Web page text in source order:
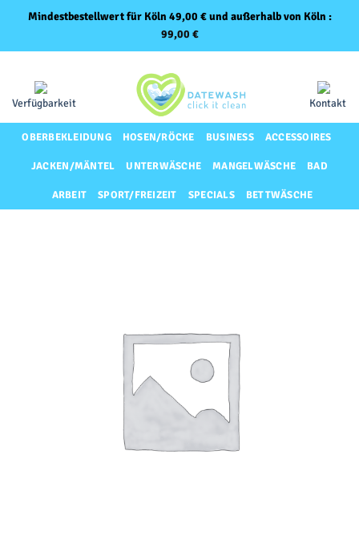
Mindestbestellwert für Köln 49,00 € und außerhalb von Köln :
99,00 €
springen
Verfügbarkeit Kontakt
OBERBEKLEIDUNG HOSEN/RÖCKE BUSINESS ACCESSOIRES
JACKEN/MÄNTEL UNTERWÄSCHE MANGELWÄSCHE BAD
ARBEIT SPORT/FREIZEIT SPECIALS BETTWÄSCHE